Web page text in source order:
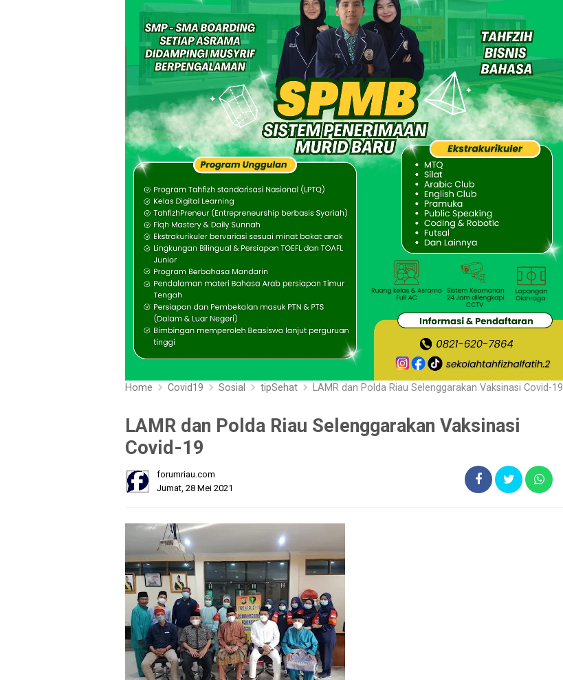
Home Covid19 Sosial tipSehat LAMR dan Polda Riau Selenggarakan Vaksinasi Covid-19
LAMR dan Polda Riau Selenggarakan Vaksinasi
Covid-19
forumriau.com
Jumat, 28 Mei 2021